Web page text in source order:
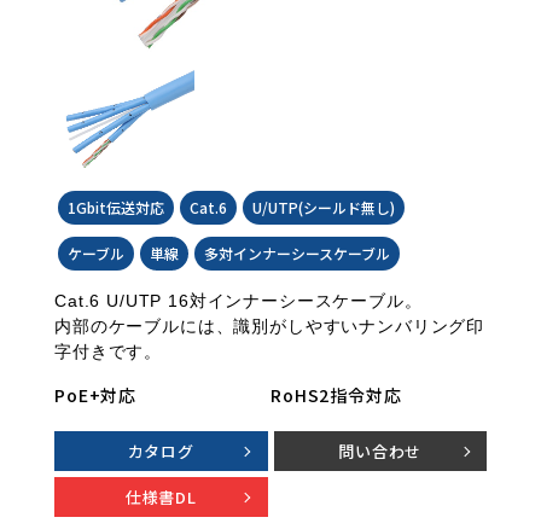
1Gbit伝送対応 Cat.6 U/UTP(シールド無し)
ケーブル 単線 多対インナーシースケーブル
Cat.6 U/UTP 16対インナーシースケーブル。
内部のケーブルには、識別がしやすいナンバリング印
字付きです。
PoE+対応 RoHS2指令対応
カタログ
問い合わせ
仕様書DL